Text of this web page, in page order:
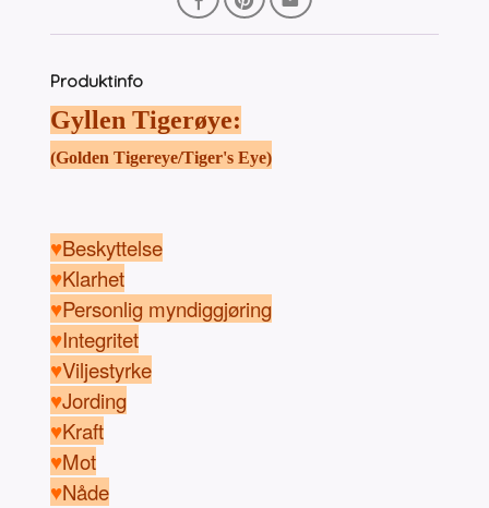
Produktinfo
Gyllen Tigerøye:
(Golden Tigereye/Tiger's Eye)
♥Beskyttelse
♥Klarhet
♥Personlig myndiggjøring
♥Integritet
♥Viljestyrke
♥Jording
♥Kraft
♥Mot
♥Nåde